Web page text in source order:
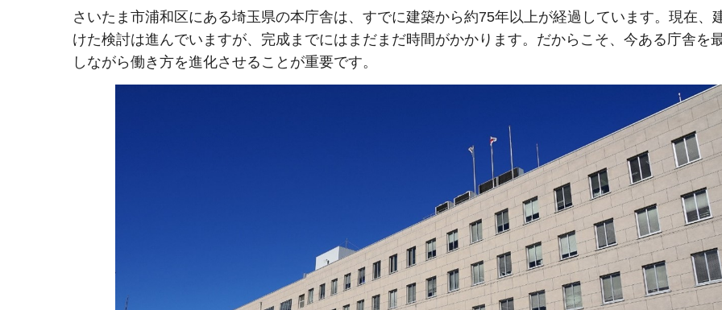
さいたま市浦和区にある埼玉県の本庁舎は、すでに建築から約75年以上が経過しています。現在、
けた検討は進んでいますが、完成までにはまだまだ時間がかかります。だからこそ、今ある庁舎を
しながら働き方を進化させることが重要です。